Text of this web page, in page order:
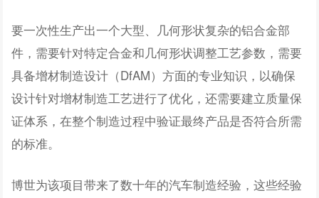
要一次性生产出一个大型、几何形状复杂的铝合金部
件，需要针对特定合金和几何形状调整工艺参数，需要
具备增材制造设计（DfAM）方面的专业知识，以确保
设计针对增材制造工艺进行了优化，还需要建立质量保
证体系，在整个制造过程中验证最终产品是否符合所需
的标准。
博世为该项目带来了数十年的汽车制造经验，这些经验